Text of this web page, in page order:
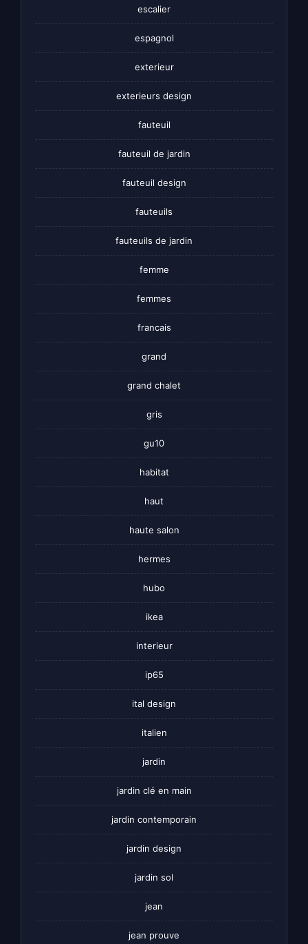
escalier
espagnol
exterieur
exterieurs design
fauteuil
fauteuil de jardin
fauteuil design
fauteuils
fauteuils de jardin
femme
femmes
francais
grand
grand chalet
gris
gu10
habitat
haut
haute salon
hermes
hubo
ikea
interieur
ip65
ital design
italien
jardin
jardin clé en main
jardin contemporain
jardin design
jardin sol
jean
jean prouve